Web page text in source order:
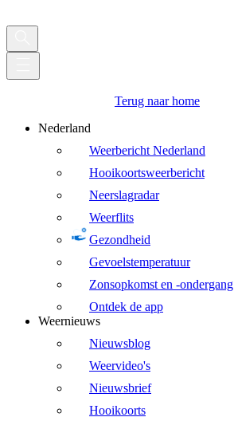
Terug naar home
Nederland
Weerbericht Nederland
Hooikoortsweerbericht
Neerslagradar
Weerflits
Gezondheid
Gevoelstemperatuur
Zonsopkomst en -ondergang
Ontdek de app
Weernieuws
Nieuwsblog
Weervideo's
Nieuwsbrief
Hooikoorts